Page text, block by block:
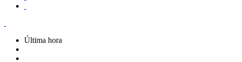
Última hora